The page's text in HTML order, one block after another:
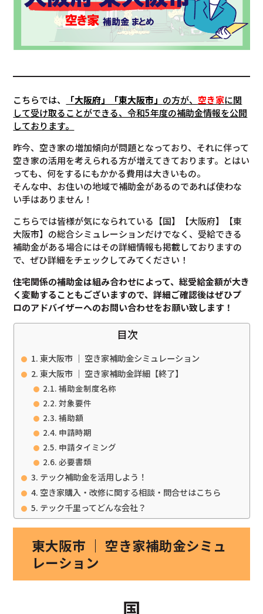
こちらでは、 「大阪府」「東大阪市」 の方が、空き家に関
して受け取ることができる、令和5年度の補助金情報を公開
しております。
昨今、空き家の増加傾向が問題となっており、それに伴って
空き家の活用を考えられる方が増えてきております。とはい
っても、何をするにもかかる費用は大きいもの。
そんな中、お住いの地域で補助金があるのであれば使わな
い手はありません！
こちらでは皆様が気になられている【国】【大阪府】【東
大阪市】の総合シミュレーションだけでなく、受給できる
補助金がある場合にはその詳細情報も掲載しておりますの
で、ぜひ詳細をチェックしてみてください！
住宅関係の補助金は組み合わせによって、総受給金額が大き
く変動することもございますので、詳細ご確認後はぜひプ
ロのアドバイザーへのお問い合わせをお願い致します！
目次
東大阪市 ｜ 空き家補助金シミュレーション
東大阪市 ｜ 空き家補助金詳細【終了】
補助金制度名称
対象要件
補助額
申請時期
申請タイミング
必要書類
テック補助金を活用しよう！
空き家購入・改修に関する相談・問合せはこちら
テック千里ってどんな会社？
東大阪市 ｜ 空き家補助金シミュ
レーション
国